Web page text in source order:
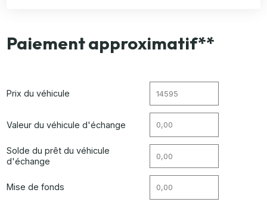
Paiement approximatif**
Prix du véhicule
Valeur du véhicule d'échange
Solde du prêt du véhicule
d'échange
Mise de fonds